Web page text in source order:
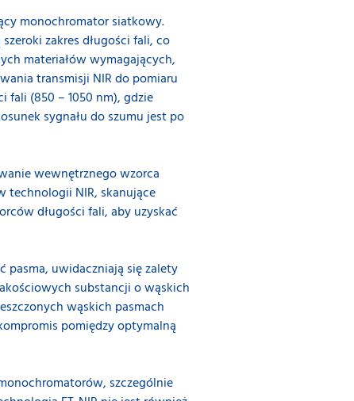
monochromator siatkowy.
zakres długości fali, co
materiałów wymagających,
transmisji NIR do pomiaru
fali (850 – 1050 nm), gdzie
sygnału do szumu jest po
wewnętrznego wzorca
technologii NIR, skanujące
długości fali, aby uzyskać
uwidaczniają się zalety
substancji o wąskich
wąskich pasmach
pomiędzy optymalną
szczególnie